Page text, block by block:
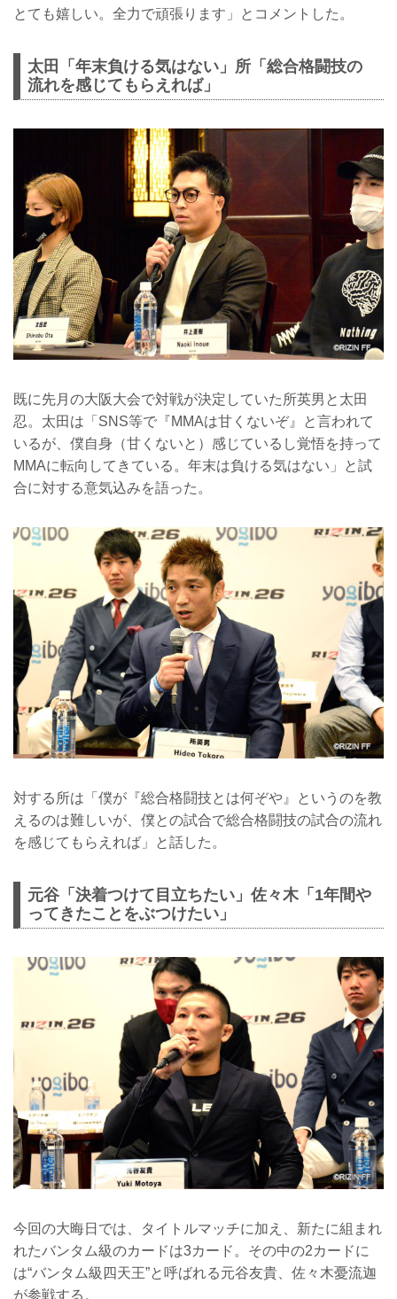
とても嬉しい。全力で頑張ります」とコメントした。
太田「年末負ける気はない」所「総合格闘技の
流れを感じてもらえれば」
既に先月の大阪大会で対戦が決定していた所英男と太田
忍。太田は「SNS等で『MMAは甘くないぞ』と言われて
いるが、僕自身（甘くないと）感じているし覚悟を持って
MMAに転向してきている。年末は負ける気はない」と試
合に対する意気込みを語った。
対する所は「僕が『総合格闘技とは何ぞや』というのを教
えるのは難しいが、僕との試合で総合格闘技の試合の流れ
を感じてもらえれば」と話した。
元谷「決着つけて目立ちたい」佐々木「1年間や
ってきたことをぶつけたい」
今回の大晦日では、タイトルマッチに加え、新たに組まれ
れたバンタム級のカードは3カード。その中の2カードに
は“バンタム級四天王”と呼ばれる元谷友貴、佐々木憂流迦
が参戦する。